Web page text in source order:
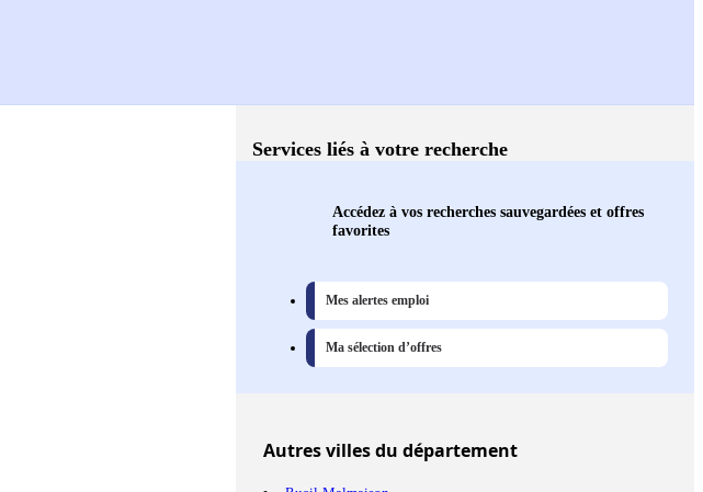
Services liés à votre recherche
Accédez à vos recherches sauvegardées et offres
favorites
Mes alertes emploi
Ma sélection d’offres
Autresvillesdu département